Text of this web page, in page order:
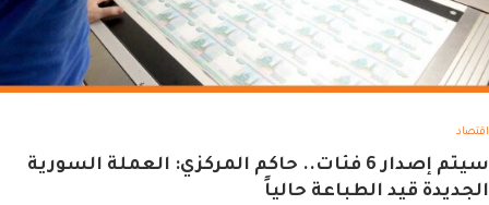
اقتصاد
سيتم إصدار 6 فئات.. حاكم المركزي: العملة السورية
الجديدة قيد الطباعة حالياً